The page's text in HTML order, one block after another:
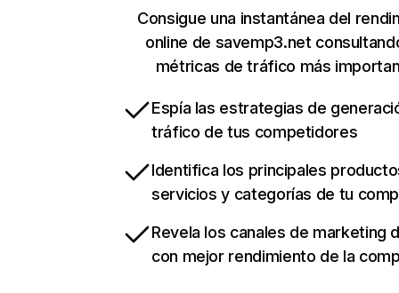
Consigue una instantánea del
online de savemp3.net
métricas de tráfico más
Espía las estrategias de
tráfico de tus competidores
Identifica los principales
servicios y categorías de tu
Revela los canales de marketing
con mejor rendimiento de la